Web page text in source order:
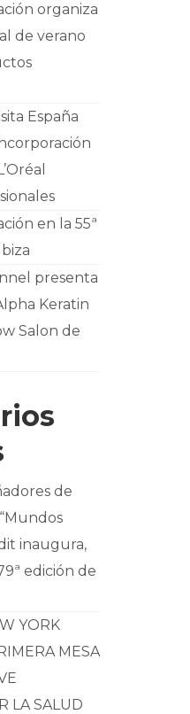
organiza
de verano
España
en la 55ª
presenta
Keratin
Salon de
de
inaugura,
edición de
YORK
MESA
LA SALUD